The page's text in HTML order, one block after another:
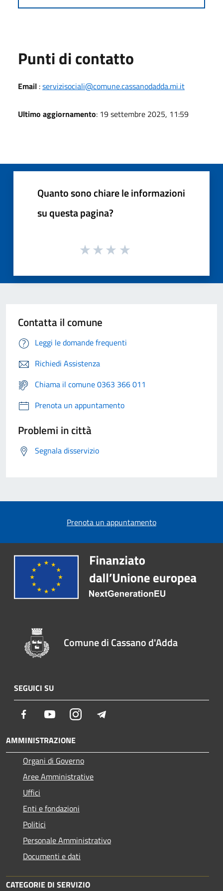
Punti di contatto
Email :servizisociali@comune.cassanodadda.mi.it
Ultimo aggiornamento: 19 settembre 2025, 11:59
Quanto sono chiare le informazioni
su questa pagina?
Contatta il comune
Leggi le domande frequenti
Richiedi Assistenza
Chiama il comune 0363 366 011
Prenota un appuntamento
Problemi in città
Segnala disservizio
Prenota un appuntamento
Comune di Cassano d'Adda
SEGUICI SU
Facebook YoutubeInstagram
AMMINISTRAZIONE
Organi di Governo
Aree Amministrative
Uffici
Enti e fondazioni
Politici
Personale Amministrativo
Documenti e dati
CATEGORIE DI SERVIZIO